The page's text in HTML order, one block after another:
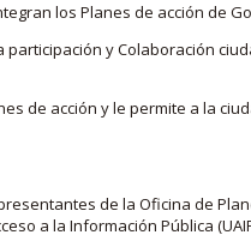
los Planes de acción de
y Colaboración
de acción y le permite a la
de la Oficina de
a la Información Pública